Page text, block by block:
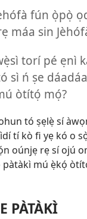
fún ọ̀pọ̀
máa sin
torí pé ẹnì
sì ń ṣe
òtítọ́ mọ́?
tó ṣẹlẹ̀ sí
tí kò fi yẹ kó o
oúnjẹ rẹ sí ojú
pàtàkì mú ẹ̀kọ́
PÀTÀKÌ